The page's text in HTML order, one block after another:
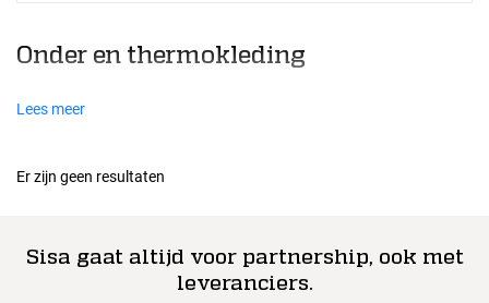
Onder en thermokleding
Lees meer
Er zijn geen resultaten
Sisa gaat altijd voor partnership, ook met
leveranciers.